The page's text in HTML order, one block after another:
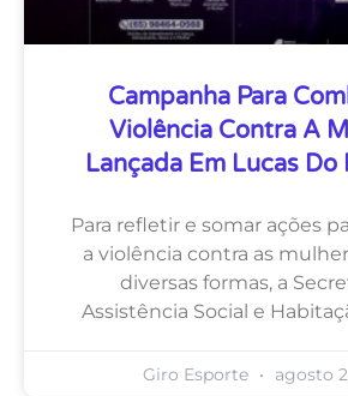
Campanha Para
Violência Contra A
Lançada Em Lucas Do
Para refletir e somar ações
a violência contra as
diversas formas, a
Assistência Social e
Giro Esporte agosto